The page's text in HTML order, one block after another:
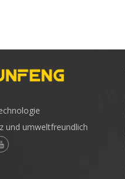
und umweltfreundlich